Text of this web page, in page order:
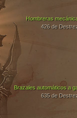
Brazales automáticos a
635 de
Hombreras
426 de